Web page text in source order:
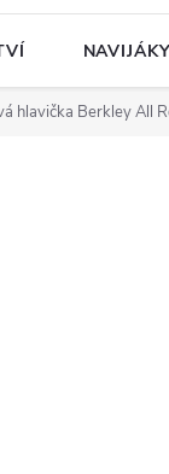
hlavička Berkley All